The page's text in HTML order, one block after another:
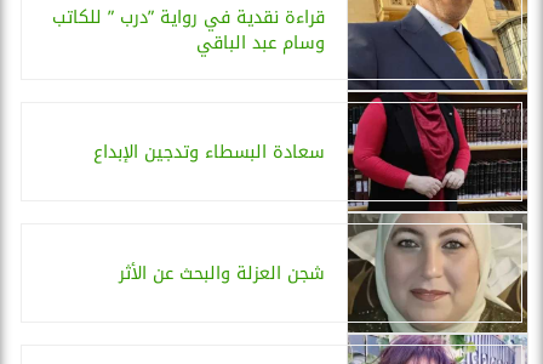
قراءة نقدية في رواية ”درب ” للكاتب
وسام عبد الباقي
سعادة البسطاء وتدجين الإبداع
شجن العزلة والبحث عن الأثر